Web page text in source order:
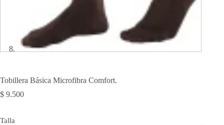
Tobillera Básica Microfibra Comfort.
$ 9.500
Talla